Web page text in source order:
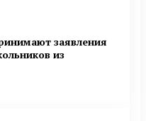
заявления
из